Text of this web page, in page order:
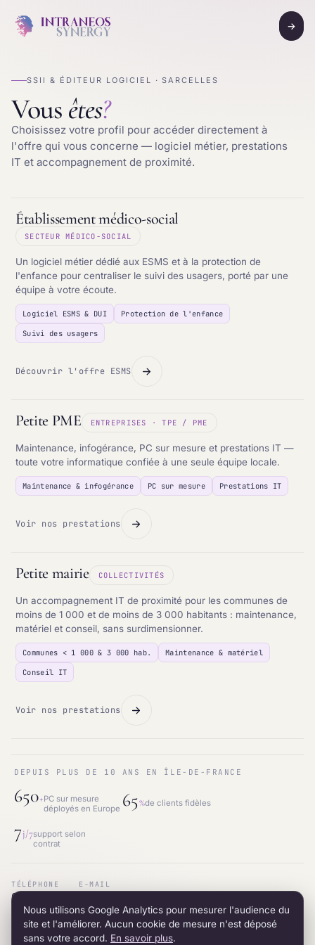
→
SSII & ÉDITEUR LOGICIEL · SARCELLES
Vous êtes?
Choisissez votre profil pour accéder directement à
l'offre qui vous concerne — logiciel métier, prestations
IT et accompagnement de proximité.
Établissement médico-social
SECTEUR MÉDICO-SOCIAL
Un logiciel métier dédié aux ESMS et à la protection de
l'enfance pour centraliser le suivi des usagers, porté par une
équipe à votre écoute.
Logiciel ESMS & DUI
Protection de l'enfance
Suivi des usagers
Découvrir l'offre ESMS
Petite PME ENTREPRISES · TPE / PME
Maintenance, infogérance, PC sur mesure et prestations IT —
toute votre informatique confiée à une seule équipe locale.
Maintenance & infogérance PC sur mesure Prestations IT
Voir nos prestations
Petite mairie COLLECTIVITÉS
Un accompagnement IT de proximité pour les communes de
moins de 1 000 et de moins de 3 000 habitants : maintenance,
matériel et conseil, sans surdimensionner.
Communes < 1 000 & 3 000 hab.
Maintenance & matériel
Conseil IT
Voir nos prestations
DEPUIS PLUS DE 10 ANS EN ÎLE-DE-FRANCE
650+PC sur mesure
déployés en Europe 65%de clients fidèles
7j/7support selon
contrat
TÉLÉPHONE
01.87.53.66.31
E-MAIL
ADRESSE
12 avenue du 8 mai 1945 · 95200 Sarcelles
RÉSEAU
LinkedIn
Nous utilisons Google Analytics pour mesurer l'audience du
site et l'améliorer. Aucun cookie de mesure n'est déposé
sans votre accord. En savoir plus.